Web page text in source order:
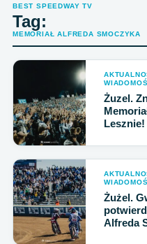
BEST SPEEDWAY TV
Tag:
MEMORIAŁ ALFREDA SMOCZYKA
Żuzel.
Żużel.
Alfreda